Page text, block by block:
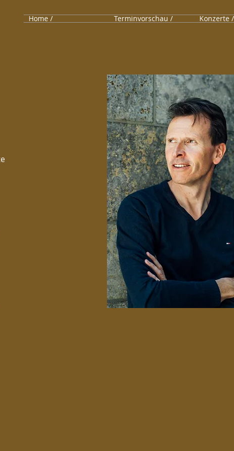
Home / Terminvorschau / Konzerte /